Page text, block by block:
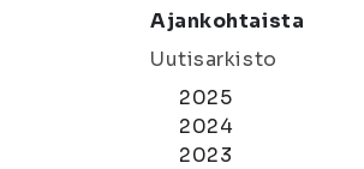
Ajankohtaista
Uutisarkisto
2025
2024
2023